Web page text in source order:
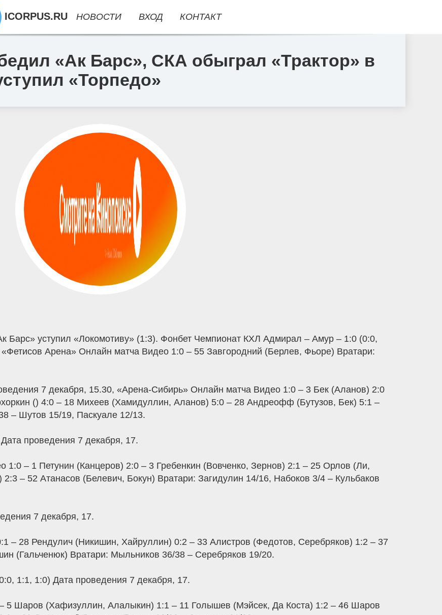
«Ак Барс», СКА обыграл «Трактор» в
«Торпедо»
Барс» уступил «Локомотиву» (1:3). Фонбет Чемпионат КХЛ Адмирал – Амур – 1:0 (0:0,
Арена» Онлайн матча Видео 1:0 – 55 Завгородний (Берлев, Фьоре) Вратари:
7 декабря, 15.30, «Арена-Сибирь» Онлайн матча Видео 1:0 – 3 Бек (Аланов) 2:0
() 4:0 – 18 Михеев (Хамидуллин, Аланов) 5:0 – 28 Андреофф (Бутузов, Бек) 5:1 –
– Шутов 15/19, Паскуале 12/13.
проведения 7 декабря, 17.
– 1 Петунин (Канцеров) 2:0 – 3 Гребенкин (Вовченко, Зернов) 2:1 – 25 Орлов (Ли,
– 52 Атанасов (Белевич, Бокун) Вратари: Загидулин 14/16, Набоков 3/4 – Кульбаков
7 декабря, 17.
– 28 Рендулич (Никишин, Хайруллин) 0:2 – 33 Алистров (Федотов, Серебряков) 1:2 – 37
(Гальченюк) Вратари: Мыльников 36/38 – Серебряков 19/20.
1:1, 1:0) Дата проведения 7 декабря, 17.
5 Шаров (Хафизуллин, Алалыкин) 1:1 – 11 Голышев (Мэйсек, Да Коста) 1:2 – 46 Шаров
ICORPUS.RU НОВОСТИ ВХОД КОНТАКТ